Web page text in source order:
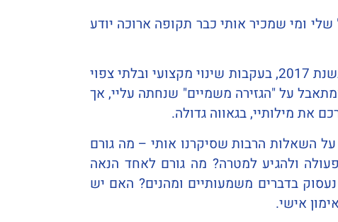
ומי שמכיר אותי כבר תקופה ארוכה יודע
ואז אני תמיד מספר להם את הסיפור שלי: בשנת 2017, בעקבות שינוי מקצועי ובלתי צפוי
על "הגזירה משמיים" שנחתה עליי, אך
את מילותיי, בגאווה גדולה.
השאלות הרבות שסיקרנו אותי – מה גורם
ולהגיע למטרה? מה גורם לאחד הנאה
בדברים משמעותיים ומהנים? האם יש
אישי.